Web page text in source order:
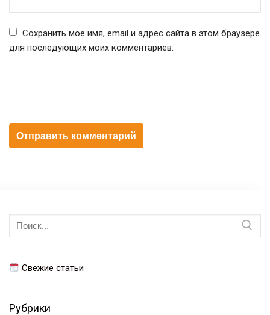
Сохранить моё имя, email и адрес сайта в этом браузере
для последующих моих комментариев.
Искать:
Свежие статьи
Рубрики